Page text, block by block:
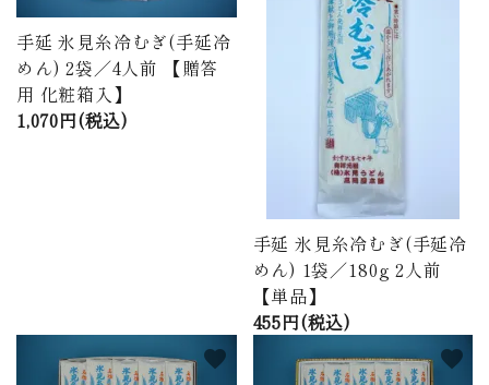
手延 氷見糸冷むぎ(手延冷
めん) 2袋／4人前 【贈答
用 化粧箱入】
1,070円(税込)
手延 氷見糸冷むぎ(手延冷
めん) 1袋／180g 2人前
【単品】
455円(税込)
favorite favorite